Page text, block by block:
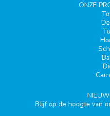
ONZE
Blijf op de hoogte van